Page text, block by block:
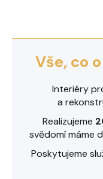
Vše, co
Interiéry
a
Realizujeme
svědomí máme
Poskytujeme